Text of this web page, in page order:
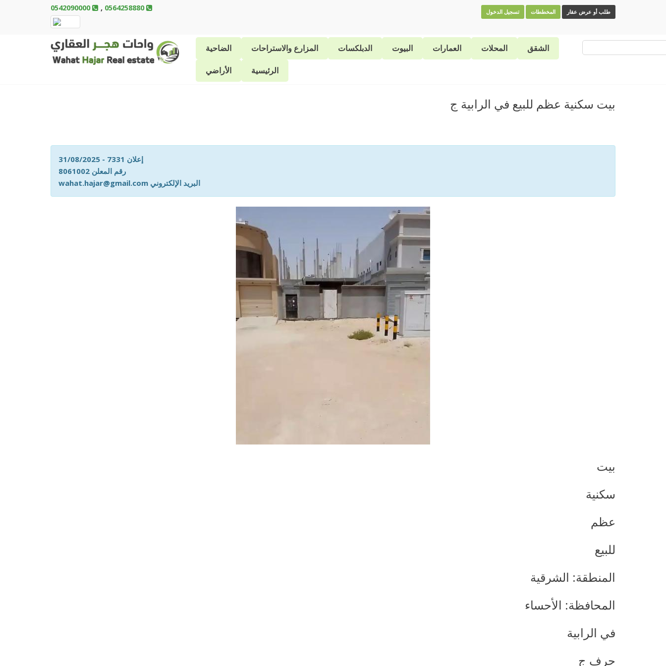
0542090000 , 0564258880 تسجيل الدخول المخططات طلب أو عرض عقار
الضاحية المزارع والاستراحات الدبلكسات البيوت العمارات المحلات الشقق
الأراضي الرئيسية
بيت سكنية عظم للبيع في الرابية ج
إعلان 7331 - 31/08/2025
رقم المعلن 8061002
wahat.hajar@gmail.com البريد الإلكتروني
بيت
سكنية
عظم
للبيع
المنطقة: الشرقية
المحافظة: الأحساء
في الرابية
حرف ج